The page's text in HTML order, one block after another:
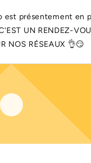
est présentement en
UN RENDEZ-
NOS RÉSEAUX 👌😏